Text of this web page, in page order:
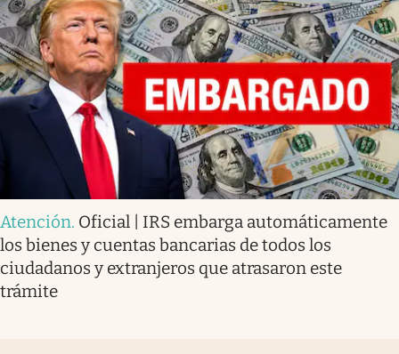
Atención. Oficial | IRS embarga automáticamente
los bienes y cuentas bancarias de todos los
ciudadanos y extranjeros que atrasaron este
trámite